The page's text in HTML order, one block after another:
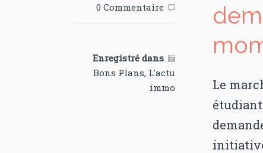
0 Commentaire 
Enregistré dans 
Bons Plans, L'actu
immo
Le